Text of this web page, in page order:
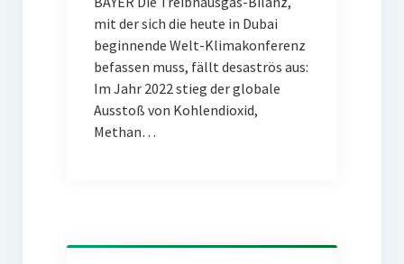
mit der sich die heute in Dubai
beginnende Welt-Klimakonferenz
befassen muss, fällt desaströs aus:
Im Jahr 2022 stieg der globale
Ausstoß von Kohlendioxid,
Methan…